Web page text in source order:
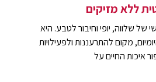
ללא מזיקים
של שלווה, יופי וחיבור לטבע. היא
מקום להתרעננות ולפעילויות
איכות החיים על